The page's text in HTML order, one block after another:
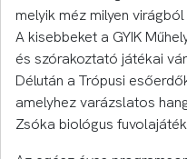
melyik méz milyen virágból
A kisebbeket a GYIK
és szórakoztató játékai
Délután a Trópusi
amelyhez varázslatos
Zsóka biológus